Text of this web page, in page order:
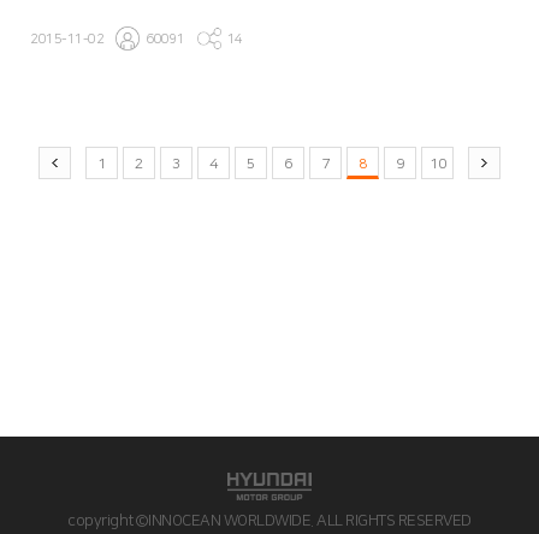
2015-11-02 60091 14
1 2 3 4 5 6 7 8 9 10
copyright©INNOCEAN WORLDWIDE. ALL RIGHTS RESERVED